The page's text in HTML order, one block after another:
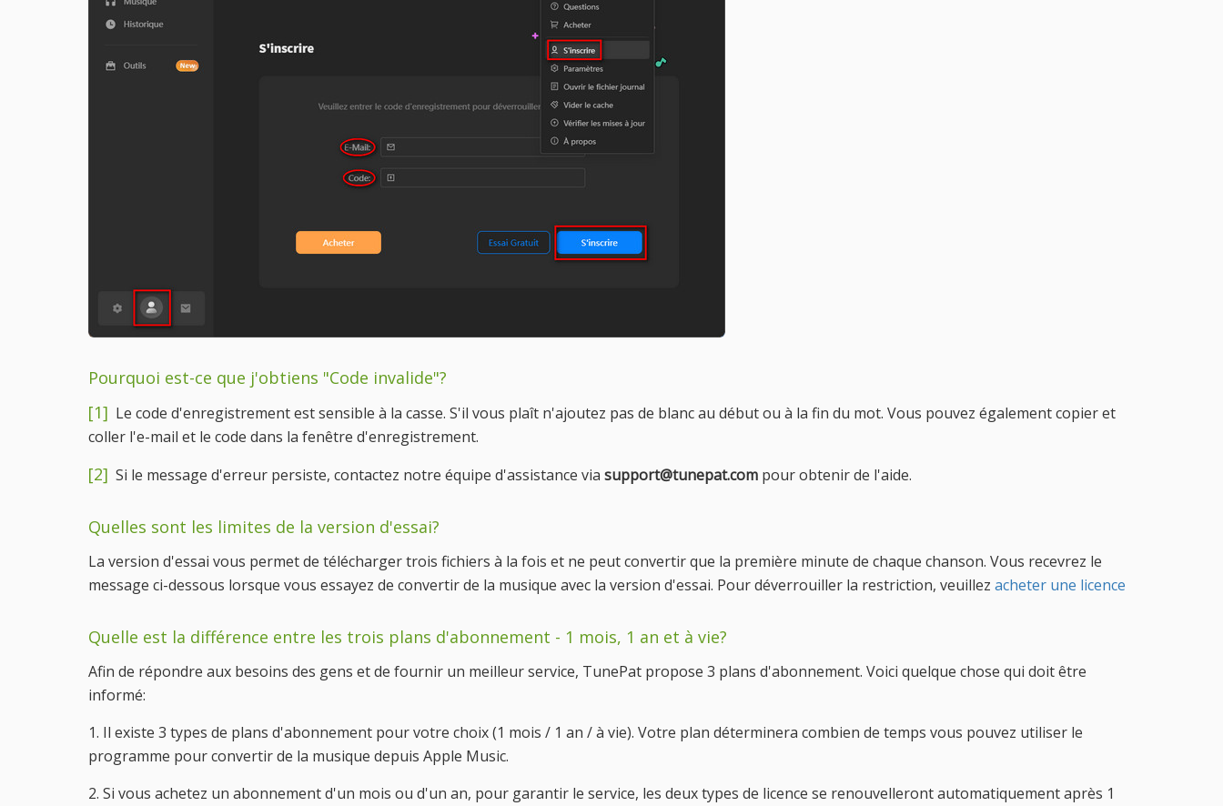
Pourquoi est-ce que j'obtiens "Code invalide"?
[1] Le code d'enregistrement est sensible à la casse. S'il vous plaît n'ajoutez pas de blanc au début ou à la fin du mot. Vous pouvez également copier et
coller l'e-mail et le code dans la fenêtre d'enregistrement.
[2] Si le message d'erreur persiste, contactez notre équipe d'assistance via support@tunepat.com pour obtenir de l'aide.
Quelles sont les limites de la version d'essai?
La version d'essai vous permet de télécharger trois fichiers à la fois et ne peut convertir que la première minute de chaque chanson. Vous recevrez le
message ci-dessous lorsque vous essayez de convertir de la musique avec la version d'essai. Pour déverrouiller la restriction, veuillez acheter une licence
Quelle est la différence entre les trois plans d'abonnement - 1 mois, 1 an et à vie?
Afin de répondre aux besoins des gens et de fournir un meilleur service, TunePat propose 3 plans d'abonnement. Voici quelque chose qui doit être
informé:
1. Il existe 3 types de plans d'abonnement pour votre choix (1 mois / 1 an / à vie). Votre plan déterminera combien de temps vous pouvez utiliser le
programme pour convertir de la musique depuis Apple Music.
2. Si vous achetez un abonnement d'un mois ou d'un an, pour garantir le service, les deux types de licence se renouvelleront automatiquement après 1